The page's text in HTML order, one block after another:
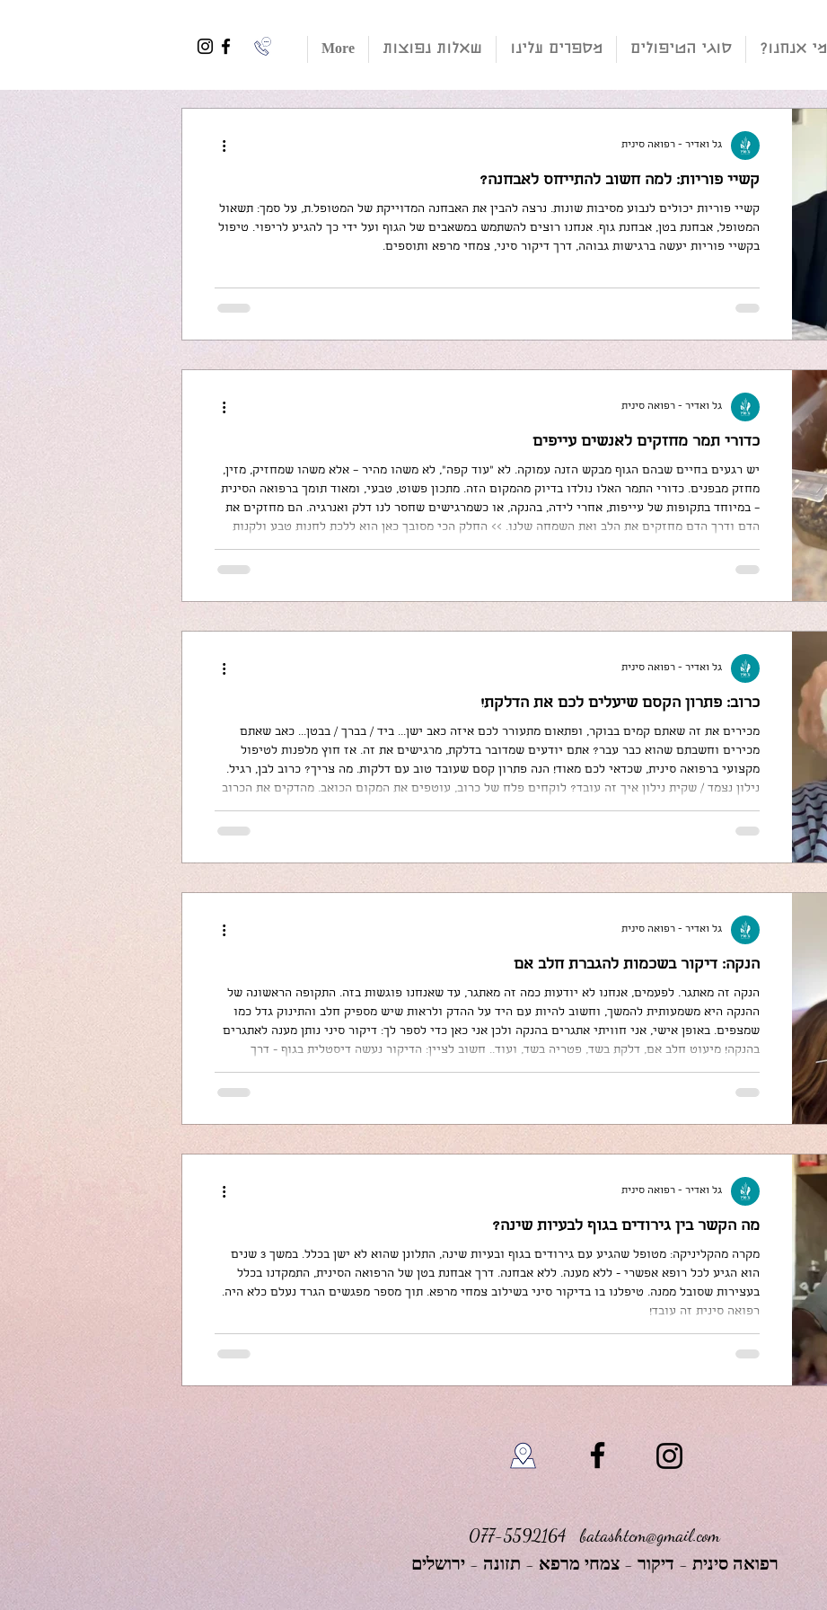
מי אנחנו? סוגי הטיפולים מספרים עלינו שאלות נפוצות More
קשיי פוריות: למה חשוב להתייחס לאבחנה?
קשיי פוריות יכולים לנבוע מסיבות שונות. נרצה להבין את האבחנה המדוייקת של המטופל.ת, על סמך: תשאול
המטופל, אבחנת בטן, אבחנת גוף. אנחנו רוצים להשתמש במשאבים של הגוף ועל ידי כך להגיע לריפוי. טיפול
בקשיי פוריות יעשה ברגישות גבוהה, דרך דיקור סיני, צמחי מרפא ותוספים.
גל ואדיר - רפואה סינית
כדורי תמר מחזקים לאנשים עייפים
יש רגעים בחיים שבהם הגוף מבקש הזנה עמוקה. לא “עוד קפה”, לא משהו מהיר – אלא משהו שמחזיק, מזין,
מחזק מבפנים. כדורי התמר האלו נולדו בדיוק מהמקום הזה. מתכון פשוט, טבעי, ומאוד תומך ברפואה הסינית
– במיוחד בתקופות של עייפות, אחרי לידה, בהנקה, או כשמרגישים שחסר לנו דלק ואנרגיה. הם מחזקים את
הדם ודרך הדם מחזקים את הלב ואת השמחה שלנו. >> החלק הכי מסובך כאן הוא ללכת לחנות טבע ולקנות
שומשום שחור וגוג'י ברי, אבל זה בהחלט שווה את זה! רכיבים: • רבע כוס שומשום שחור (קלוי קלות וטחון)
• רבע
גל ואדיר - רפואה סינית
כרוב: פתרון הקסם שיעלים לכם את הדלקת!
מכירים את זה שאתם קמים בבוקר, ופתאום מתעורר לכם איזה כאב ישן... ביד / בברך / בבטן... כאב שאתם
מכירים וחשבתם שהוא כבר עבר? אתם יודעים שמדובר בדלקת, מרגישים את זה. אז חוץ מלפנות לטיפול
מקצועי ברפואה סינית, שכדאי לכם מאוד! הנה פתרון קסם שעובד טוב עם דלקות. מה צריך? כרוב לבן, רגיל.
נילון נצמד / שקית נילון איך זה עובד? לוקחים פלח של כרוב, עוטפים את המקום הכואב. מהדקים את הכרוב
עם ניילון נצמד טוב טוב. הולכים לישון. כמה פשוט, עובד מדהים! ואל תשכחו לעשות לכם תה כורכום בצד.
בסרטון: אנ
גל ואדיר - רפואה סינית
הנקה: דיקור בשכמות להגברת חלב אם
הנקה זה מאתגר. לפעמים, אנחנו לא יודעות כמה זה מאתגר, עד שאנחנו פוגשות בזה. התקופה הראשונה של
ההנקה היא משמעותית להמשך, וחשוב להיות עם היד על ההדק ולראות שיש מספיק חלב והתינוק גדל כמו
שמצפים. באופן אישי, אני חוויתי אתגרים בהנקה ולכן אני כאן כדי לספר לך: דיקור סיני נותן מענה לאתגרים
בהנקה! מיעוט חלב אם, דלקת בשד, פטריה בשד, ועוד.. חשוב לציין: הדיקור נעשה דיסטלית בגוף - דרך
הגפיים והגב - שמשפיעים על חלב האם. בתמונה: דיקור שכמות - משחרר את חלב האם ולאחר מכן את הדלקת
בשד. לא, זה ל
גל ואדיר - רפואה סינית
מה הקשר בין גירודים בגוף לבעיות שינה?
מקרה מהקליניקה: מטופל שהגיע עם גירודים בגוף ובעיות שינה, התלונן שהוא לא ישן בכלל. במשך 3 שנים
הוא הגיע לכל רופא אפשרי - ללא מענה. ללא אבחנה. דרך אבחנת בטן של הרפואה הסינית, התמקדנו בכלל
בעצירות שסובל ממנה. טיפלנו בו בדיקור סיני בשילוב צמחי מרפא. תוך מספר מפגשים הגרד נעלם כלא היה.
רפואה סינית זה עובד!
גל ואדיר - רפואה סינית
077-5592164
batashtcm@gmail.com
רפואה סינית - דיקור - צמחי מרפא - תזונה - ירושלים